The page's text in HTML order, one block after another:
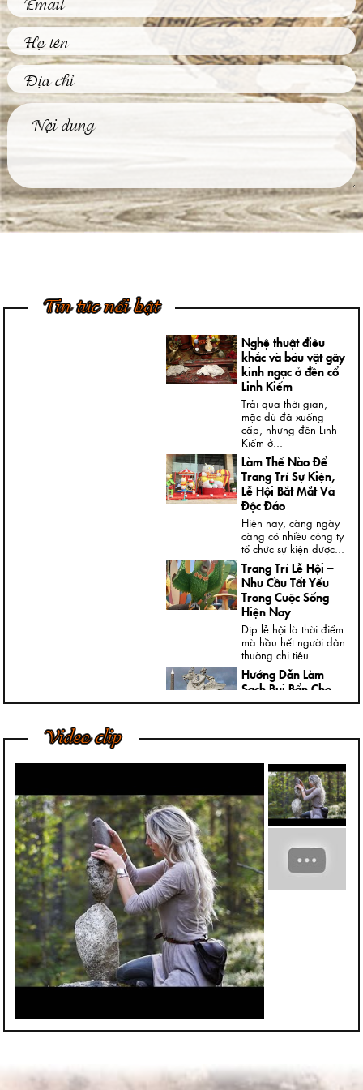
Tin tức nổi bật
Thực Trong Đời
Sống Thường Ngày
phù điêu hiện nay
Tìm Hiểu Về Kỹ
ngưỡng những bức
tượng đồng...
4 Bước Quan Trọng
Trong Quy Trình
tượng khá thông dụng
Nghệ thuật điêu
khắc và báu vật gây
kinh ngạc ở đền cổ
Linh Kiếm
Trải qua thời gian,
mặc dù đã xuống
cấp, nhưng đền Linh
Kiếm ở...
Làm Thế Nào Để
Trang Trí Sự Kiện,
Lễ Hội Bắt Mắt Và
Độc Đáo
Hiện nay, càng ngày
càng có nhiều công ty
tổ chức sự kiện được...
Trang Trí Lễ Hội –
Nhu Cầu Tất Yếu
Trong Cuộc Sống
Hiện Nay
Dịp lễ hội là thời điểm
mà hầu hết người dân
thường chi tiêu...
Hướng Dẫn Làm
Sạch Bụi Bẩn Cho
Tượng Thạch Cao
các...
Bí Quyết Để Tượng
Đá Mỹ Nghệ Luôn
Giữ Được Nước
Bóng Tốt Nhất
Trong điều kiện phát
triển kinh tế, chúng tôi
nhận thấy khách
hàng...
Cách Vệ Sinh Trần
Nhà Thạch Cao Của
Chuyên Gia
Cách vệ sinh trần nhà
thạch cao đúng đắn
và hiệu quả có phải...
Phù Điêu Và Những
Thực Trong Đời
Sống Thường Ngày
được đông đảo khách
Video clip